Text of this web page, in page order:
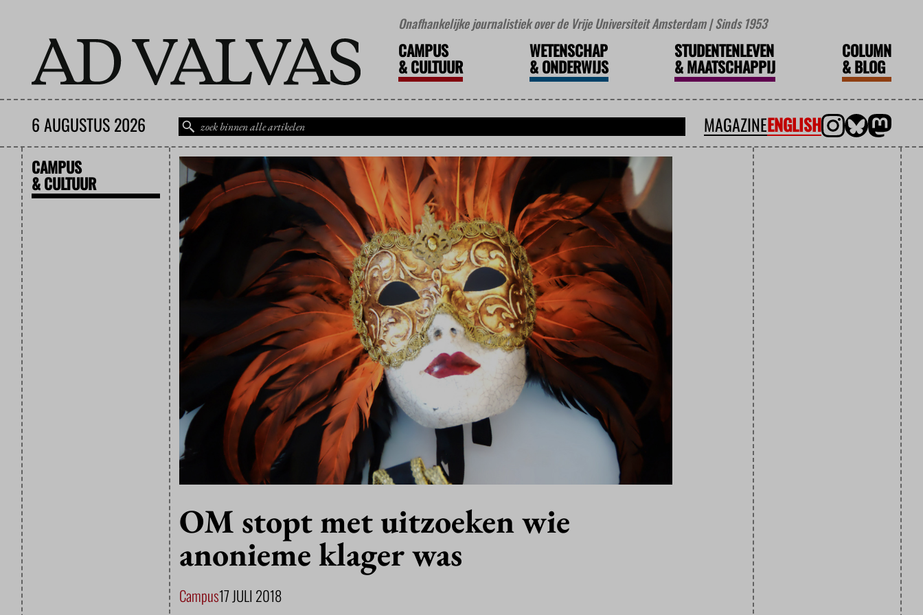
Onafhankelijke journalistiek over de Vrije Universiteit Amsterdam | Sinds 1953
CAMPUS
&CULTUUR
WETENSCHAP
&ONDERWIJS
STUDENTENLEVEN
&MAATSCHAPPIJ
COLUMN
&BLOG
6 AUGUSTUS 2026 MAGAZINEENGLISH
CAMPUS
& CULTUUR
OM stopt met uitzoeken wie
anonieme klager was
Campus17 JULI 2018